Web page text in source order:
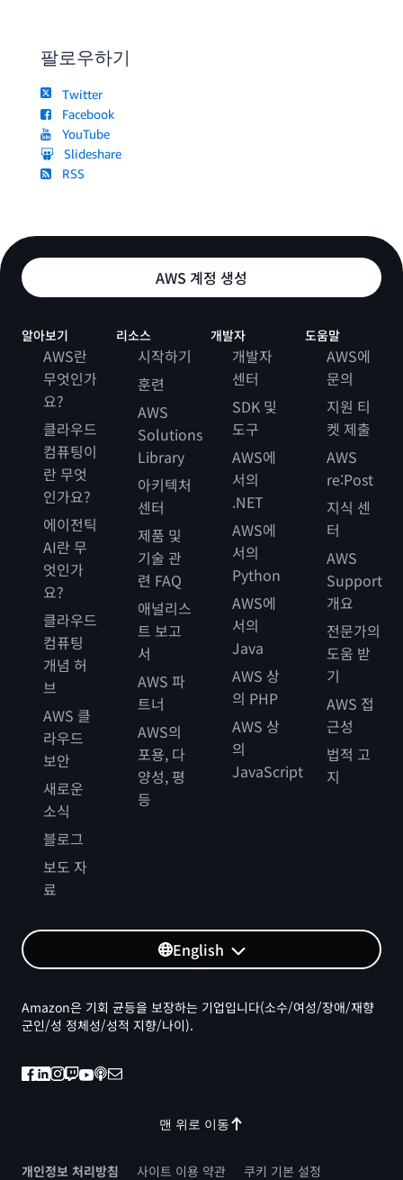
팔로우하기
Twitter
Facebook
YouTube
Slideshare
RSS
AWS 계정 생성
알아보기
AWS란
무엇인가
요?
클라우드
컴퓨팅이
란 무엇
인가요?
에이전틱
AI란 무
엇인가
요?
클라우드
컴퓨팅
개념 허
브
AWS 클
라우드
보안
새로운
소식
블로그
보도 자
료
리소스
시작하기
훈련
AWS
Solutions
Library
아키텍처
센터
제품 및
기술 관
련 FAQ
애널리스
트 보고
서
AWS 파
트너
AWS의
포용, 다
양성, 평
등
개발자
개발자
센터
SDK 및
도구
AWS에
서의
.NET
AWS에
서의
Python
AWS에
서의
Java
AWS 상
의 PHP
AWS 상
의
JavaScript
도움말
AWS에
문의
지원 티
켓 제출
AWS
re:Post
지식 센
터
AWS
Support
개요
전문가의
도움 받
기
AWS 접
근성
법적 고
지
English
맨 위로 이동
Amazon은 기회 균등을 보장하는 기업입니다(소수/여성/장애/재향
군인/성 정체성/성적 지향/나이).
개인정보 처리방침 사이트 이용 약관 쿠키 기본 설정